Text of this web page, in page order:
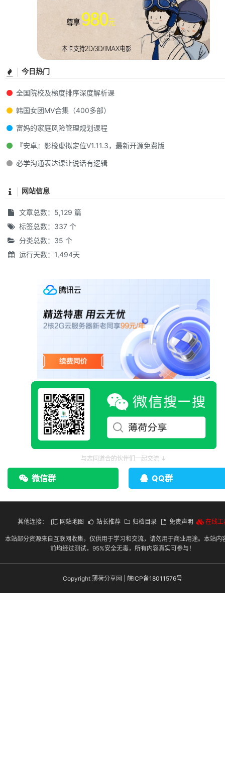
今日热门
全国院校及梯度排序深度解析课
韩国女团MV合集（400多部）
富妈的家庭风险管理规划课程
『安卓』影梭虚拟定位V1.11.3，最新开源免费版
必学沟通表达课让说话有逻辑
网站信息
文章总数：5,129 篇
标签总数：337 个
分类总数：35 个
运行天数：1,494天
与志同道合的伙伴们一起交流 ↓
微信群 QQ群
其他连接： 网站地图 站长推荐 归档目录 免责声明 在线工
本站部分资源来自互联网收集，仅供用于学习和交流，请勿用于商业用途。本站内
前均经过测试，95%安全无毒，所有内容真实可参与！
Copyright 薄荷分享网 | 皖ICP备18011576号